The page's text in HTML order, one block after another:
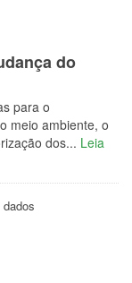
do
para o
meio ambiente, o
dos... Leia